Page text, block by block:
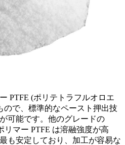
PTFE (ポリテトラフルオロエ
ので、標準的なペースト押出技
可能です。他のグレードの
リマー PTFE は溶融強度が高
も安定しており、加工が容易な